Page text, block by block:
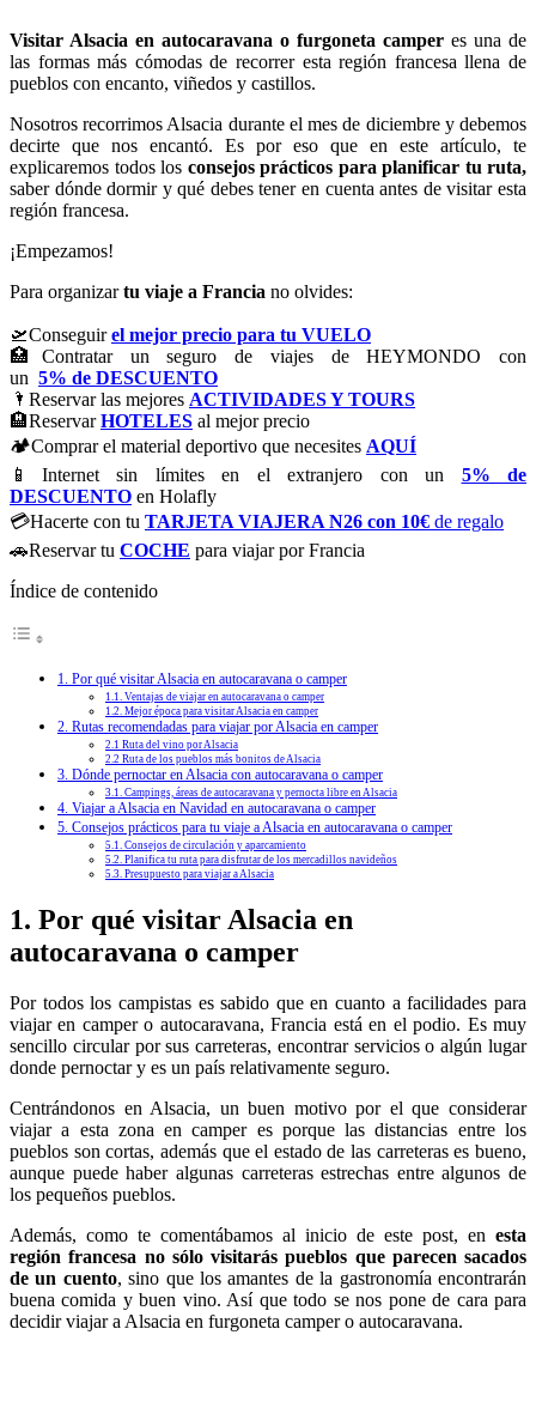
Visitar Alsacia en autocaravana o furgoneta camper es una de
las formas más cómodas de recorrer esta región francesa llena de
pueblos con encanto, viñedos y castillos.
Nosotros recorrimos Alsacia durante el mes de diciembre y debemos
decirte que nos encantó. Es por eso que en este artículo, te
explicaremos todos los consejos prácticos para planificar tu ruta,
saber dónde dormir y qué debes tener en cuenta antes de visitar esta
región francesa.
¡Empezamos!
Para organizartu viaje a Francia no olvides:
🛫Conseguirel mejor precio para tu VUELO
🏥Contratar un seguro de viajes de HEYMONDO con
un 5% de DESCUENTO
🌂Reservar las mejores ACTIVIDADES Y TOURS
🏨ReservarHOTELES al mejor precio
🏕️Comprar el material deportivo que necesites AQUÍ
📱Internet sin límites en el extranjero con un 5% de
DESCUENTO en Holafly
💳Hacerte con tu TARJETA VIAJERA N26 con 10€ de regalo
🚗Reservar tu COCHE para viajar por Francia
Índice de contenido
1. Por qué visitar Alsacia en autocaravana o camper
1.1. Ventajas de viajar en autocaravana o camper
1.2. Mejor época para visitar Alsacia en camper
2. Rutas recomendadas para viajar por Alsacia en camper
2.1 Ruta del vino por Alsacia
2.2 Ruta de los pueblos más bonitos de Alsacia
3. Dónde pernoctar en Alsacia con autocaravana o camper
3.1. Campings, áreas de autocaravana y pernocta libre en Alsacia
4. Viajar a Alsacia en Navidad en autocaravana o camper
5. Consejos prácticos para tu viaje a Alsacia en autocaravana o camper
5.1. Consejos de circulación y aparcamiento
5.2. Planifica tu ruta para disfrutar de los mercadillos navideños
5.3. Presupuesto para viajar a Alsacia
1. Por qué visitar Alsacia en
autocaravana o camper
Por todos los campistas es sabido que en cuanto a facilidades para
viajar en camper o autocaravana, Francia está en el podio. Es muy
sencillo circular por sus carreteras, encontrar servicios o algún lugar
donde pernoctar y es un país relativamente seguro.
Centrándonos en Alsacia, un buen motivo por el que considerar
viajar a esta zona en camper es porque las distancias entre los
pueblos son cortas, además que el estado de las carreteras es bueno,
aunque puede haber algunas carreteras estrechas entre algunos de
los pequeños pueblos.
Además, como te comentábamos al inicio de este post, en esta
región francesa no sólo visitarás pueblos que parecen sacados
de un cuento, sino que los amantes de la gastronomía encontrarán
buena comida y buen vino. Así que todo se nos pone de cara para
decidir viajar a Alsacia en furgoneta camper o autocaravana.